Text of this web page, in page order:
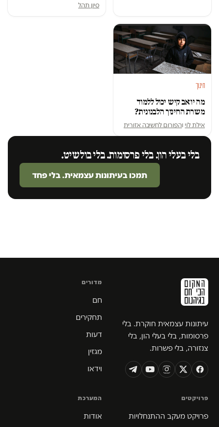
סיון תהל
חינוך
מה יואב קיש יכול ללמוד
משרת החינוך הלבנונית?
אילת לוי והפורום לחשיבה אזורית
בלי בעלי הון. בלי פרסומות. בלי בולשיט.
תמכו בעיתונות עצמאית. בלי פחד
עיתונות עצמאית חוקרת. בלי
פרסומות, בלי בעלי הון, בלי
צנזורה, בלי פשרות.
מדורים
חם
תחקירים
דעות
מגזין
וידאו
פרויקטים
פרויקט מעקב ההתנחלויות
המערכת
אודות